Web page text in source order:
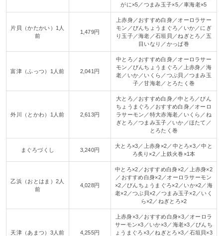
がに×5／つまみ玉子×5／車海老×5
片貝（かたかい）1人
前
1,479円
上赤身／おすすめ白身／オーロラサー
モン／びんちょうまぐろ／いか／にぎ
り玉子／海老／石垣貝／ねぎとろ／五
目いなり／かっぱ巻
富津（ふっつ）1人前 2,041円
中とろ／おすすめ白身／オーロラサー
モン／びんちょうまぐろ／上赤身／海
老／いか／いくら／つぶ貝／つまみ玉
子／甘海老／とろたく巻
外川（とかわ）1人前 2,613円
大とろ／おすすめ白身／中とろ／びん
ちょうまぐろ／おすすめ白身／オーロ
ラサーモン／特大赤海老／いくら／ね
ぎとろ／つまみ玉子／いか／ほたて／
とろたく巻
まぐろづくし 3,240円
大とろ×3／上赤身×2／中とろ×3／中と
ろ炙り×2／上鉄火巻×1本
乙浜（おとはま）2人
前
4,028円
中とろ×2／おすすめ白身×2／上赤身×2
／おすすめ白身×2／オーロラサーモン
×2／びんちょうまぐろ×2／いか×2／海
老×2／つぶ貝×2／つまみ玉子×2／いく
ら×2／ねぎとろ×2
天津（あまつ）3人前 4,255円
上赤身×3／おすすめ白身×3／オーロラ
サーモン×3／いか×3／海老×3／びんち
ょうまぐろ×3／ねぎとろ×3／石垣貝×3